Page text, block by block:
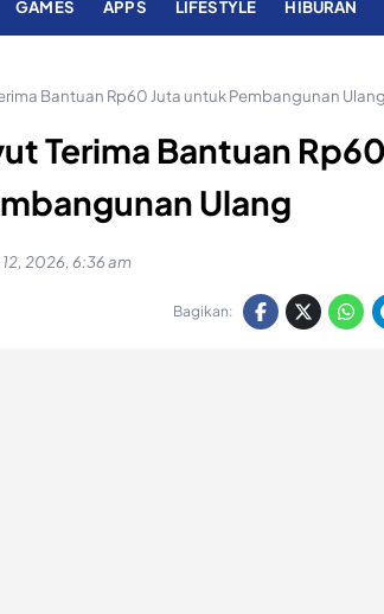
GAMES APPS LIFESTYLE HIBURAN
Bantuan Rp60 Juta untuk Pembangunan Ulang
Terima Bantuan Rp60
Ulang
12, 2026, 6:36 am
Bagikan: